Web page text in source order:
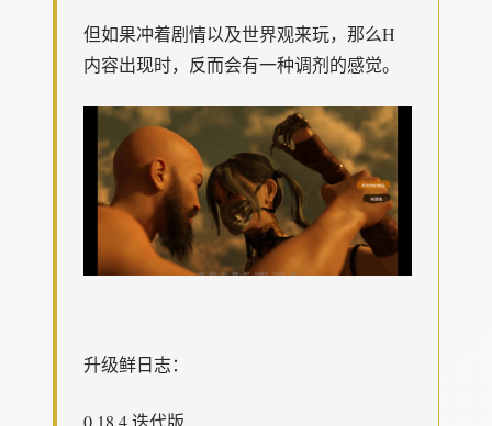
但如果冲着剧情以及世界观来玩，那么H
内容出现时，反而会有一种调剂的感觉。
升级鲜日志：
0.18.4 迭代版